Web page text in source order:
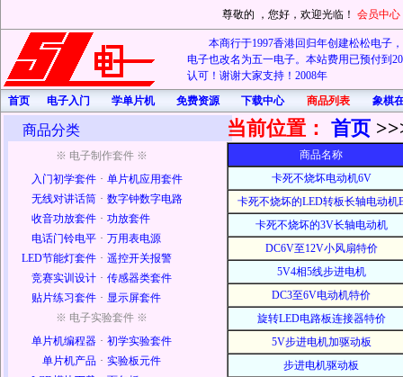
尊敬的 ，您好，欢迎光临！ 会员中心
本商行于1997香港回归年创建松松电子
电子也改名为五一电子。本站费用已预付到
认可！谢谢大家支持！2008年
首页
电子入门 学单片机 免费资源 下载中心 商品列表 象棋
商品分类
※ 电子制作套件 ※
入门初学套件 · 单片机应用套件
无线对讲话筒 · 数字钟数字电路
收音功放套件 · 功放套件
电话门铃电平 · 万用表电源
LED节能灯套件 · 遥控开关报警
竞赛实训设计 · 传感器类套件
贴片练习套件 · 显示屏套件
※ 电子实验套件 ※
单片机编程器 · 初学实验套件
单片机产品 · 实验板元件
当前位置： 首页
商品名称
卡死不烧坏电动机6V
卡死不烧坏的LED转板长轴电动机
卡死不烧坏的3V长轴电动机
DC6V至12V小风扇特价
5V4相5线步进电机
DC3至6V电动机特价
旋转LED电路板连接器特价
5V步进电机加驱动板
步进电机驱动板